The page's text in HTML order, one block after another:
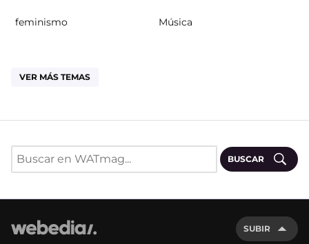
feminismo Música
VER MÁS TEMAS
BUSCAR
SUBIR